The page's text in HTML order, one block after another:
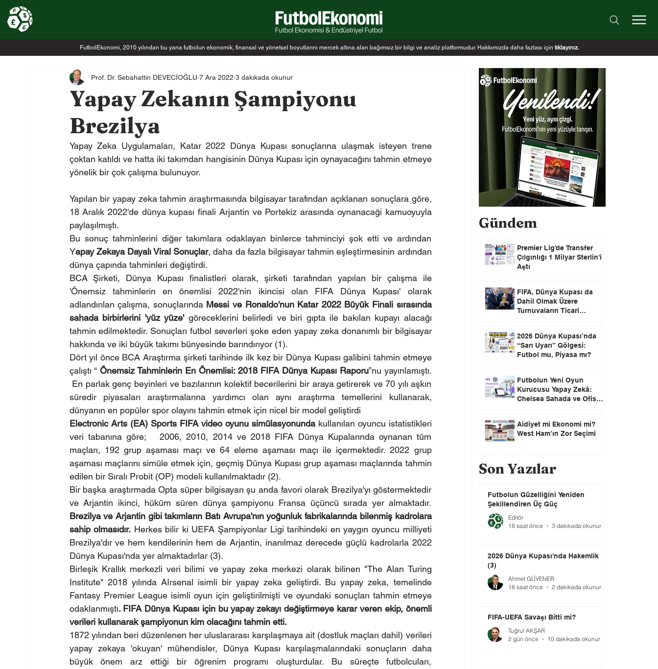
FutbolEkonomi, 2010 yılından bu yana futbolun ekonomik, finansal ve yönetsel boyutlarını mercek altına alan bağımsız bir bilgi ve analiz platformudur. Hakkımızda daha fazlası için tıklayınız.
Yapay Zekanın Şampiyonu
Brezilya
Prof. Dr. Sebahattin DEVECİOĞLU 7 Ara 2022 3 dakikada okunur
Yapay Zeka Uygulamaları, Katar 2022 Dünya Kupası sonuçlarına ulaşmak isteyen trene
çoktan katıldı ve hatta iki takımdan hangisinin Dünya Kupası için oynayacağını tahmin etmeye
yönelik bir çok çalışma bulunuyor.
Yapılan bir yapay zeka tahmin araştırmasında bilgisayar tarafından açıklanan sonuçlara göre,
18 Aralık 2022'de dünya kupası finali Arjantin ve Portekiz arasında oynanacaği kamuoyuyla
paylaşılmıştı.
Bu sonuç tahminlerini diğer takımlara odaklayan binlerce tahminciyi şok etti ve ardından
Yapay Zekaya Dayalı Viral Sonuçlar, daha da fazla bilgisayar tahmin eşleştirmesinin ardından
dünya çapında tahminleri değiştirdi.
BCA Şirketi, Dünya Kupası finalistleri olarak, şirketi tarafından yapılan bir çalışma ile
'Önemsiz tahminlerin en önemlisi 2022'nin ikincisi olan FIFA Dünya Kupası' olarak
adlandırılan çalışma, sonuçlarında Messi ve Ronaldo'nun Katar 2022 Büyük Finali sırasında
sahada birbirlerini 'yüz yüze' göreceklerini belirledi ve biri gıpta ile bakılan kupayı alacağı
tahmin edilmektedir. Sonuçları futbol severleri şoke eden yapay zeka donanımlı bir bilgisayar
hakkında ve iki büyük takımı bünyesinde barındırıyor (1).
Dört yıl önce BCA Araştırma şirketi tarihinde ilk kez bir Dünya Kupası galibini tahmin etmeye
çalıştı “ Önemsiz Tahminlerin En Önemlisi: 2018 FIFA Dünya Kupası Raporu”nu yayınlamıştı.
En parlak genç beyinleri ve bazılarının kolektif becerilerini bir araya getirerek ve 70 yılı aşkın
süredir piyasaları araştırmalarına yardımcı olan aynı araştırma temellerini kullanarak,
dünyanın en popüler spor olayını tahmin etmek için nicel bir model geliştirdi
Electronic Arts (EA) Sports FIFA video oyunu simülasyonunda kullanılan oyuncu istatistikleri
veri tabanına göre;   2006, 2010, 2014 ve 2018 FIFA Dünya Kupalarında oynanan tüm
maçları, 192 grup aşaması maçı ve 64 eleme aşaması maçı ile içermektedir. 2022 grup
aşaması maçlarını simüle etmek için, geçmiş Dünya Kupası grup aşaması maçlarında tahmin
edilen bir Sıralı Probit (OP) modeli kullanılmaktadır (2).
Bir başka araştırmada Opta süper bilgisayarı şu anda favori olarak Brezilya'yı göstermektedir
Brezilya ve Arjantin gibi takımların Batı Avrupa'nın yoğunluk fabrikalarında bilenmiş kadrolara
sahip olmasıdır. Herkes bilir ki UEFA Şampiyonlar Ligi tarihindeki en yaygın oyuncu milliyeti
Brezilya'dır ve hem kendilerinin hem de Arjantin, inanılmaz derecede güçlü kadrolarla 2022
Dünya Kupası'nda yer almaktadırlar (3).
Birleşik Krallık merkezli veri bilimi ve yapay zeka merkezi olarak bilinen "The Alan Turing
Institute" 2018 yılında AIrsenal isimli bir yapay zeka geliştirdi. Bu yapay zeka, temelinde
Fantasy Premier League isimli oyun için geliştirilmişti ve oyundaki sonuçları tahmin etmeye
odaklanmıştı. FIFA Dünya Kupası için bu yapay zekayı değiştirmeye karar veren ekip, önemli
verileri kullanarak şampiyonun kim olacağını tahmin etti.
1872 yılından beri düzenlenen her uluslararası karşılaşmaya ait (dostluk maçları dahil) verileri
yapay zekaya 'okuyan' mühendisler, Dünya Kupası karşılaşmalarındaki sonuçların daha
büyük önem arz ettiği bir öğrenim programı oluşturdular. Bu süreçte futbolcuları,
Gündem
Premier Lig’de Transfer
Çılgınlığı 1 Milyar Sterlin'i
Aştı
FIFA, Dünya Kupası da
Dahil Olmak Üzere
Turnuvaların Ticari
2026 Dünya Kupası’nda
“Sarı Uyarı” Gölgesi:
Futbol mu, Piyasa mı?
Futbolun Yeni Oyun
Kurucusu Yapay Zekâ:
Chelsea Sahada ve Ofiste
Aidiyet mi Ekonomi mi?
West Ham’ın Zor Seçimi
Son Yazılar
Futbolun Güzelliğini Yeniden
Şekillendiren Üç Güç
Editör
18 saat önce
3 dakikada okunur
2026 Dünya Kupası'nda Hakemlik
(3)
Ahmet GÜVENER
18 saat önce
2 dakikada okunur
FIFA-UEFA Savaşı Bitti mi?
Tuğrul AKŞAR
2 gün önce
10 dakikada okunur